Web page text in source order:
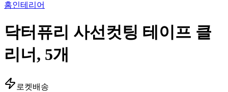
홈인테리어
닥터퓨리 사선컷팅 테이프 클
리너, 5개
로켓배송